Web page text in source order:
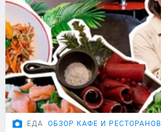
ЕДА ОБЗОР КАФЕ И РЕСТОРАНОВ